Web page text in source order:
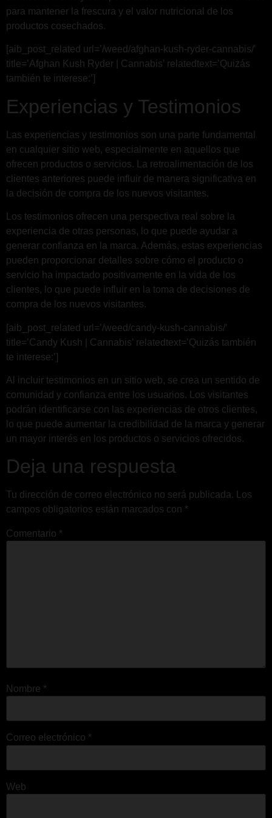
para mantener la frescura y el valor nutricional de los
productos cosechados.
[aib_post_related url=’/weed/afghan-kush-ryder-cannabis/’
title=’Afghan Kush Ryder | Cannabis’ relatedtext=’Quizás
también te interese:’]
Experiencias y Testimonios
Las experiencias y testimonios son una parte fundamental
en cualquier sitio web, especialmente en aquellos que
ofrecen productos o servicios. La retroalimentación de los
clientes anteriores puede influir de manera significativa en
la decisión de compra de los nuevos visitantes.
Los testimonios ofrecen una perspectiva real sobre la
experiencia de otras personas, lo que puede ayudar a
generar confianza en la marca. Además, estas experiencias
pueden proporcionar detalles sobre cómo el producto o
servicio ha impactado positivamente en la vida de los
clientes, lo que puede influir en la toma de decisiones de
compra de los nuevos visitantes.
[aib_post_related url=’/weed/candy-kush-cannabis/’
title=’Candy Kush | Cannabis’ relatedtext=’Quizás también
te interese:’]
Al incluir testimonios en un sitio web, se crea un sentido de
comunidad y confianza entre los usuarios. Los visitantes
podrán identificarse con las experiencias de otros clientes,
lo que puede aumentar la credibilidad de la marca y generar
un mayor interés en los productos o servicios ofrecidos.
Deja una respuesta
Tu dirección de correo electrónico no será publicada. Los
campos obligatorios están marcados con *
Comentario *
Nombre *
Correo electrónico *
Web